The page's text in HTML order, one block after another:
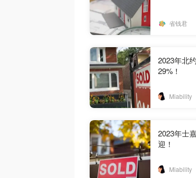
省钱君
2023年北
29%！
Miability
2023年士
迎！
Miability